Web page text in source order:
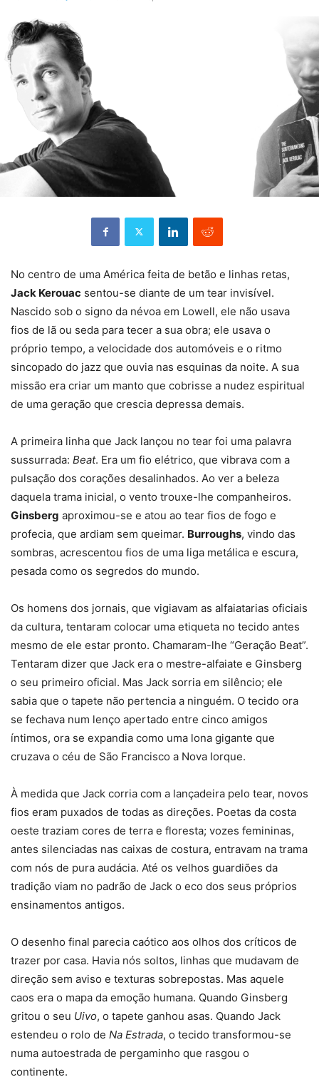
No centro de uma América feita de betão e linhas retas,
Jack Kerouac sentou-se diante de um tear invisível.
Nascido sob o signo da névoa em Lowell, ele não usava
fios de lã ou seda para tecer a sua obra; ele usava o
próprio tempo, a velocidade dos automóveis e o ritmo
sincopado do jazz que ouvia nas esquinas da noite. A sua
missão era criar um manto que cobrisse a nudez espiritual
de uma geração que crescia depressa demais.
A primeira linha que Jack lançou no tear foi uma palavra
sussurrada: Beat. Era um fio elétrico, que vibrava com a
pulsação dos corações desalinhados. Ao ver a beleza
daquela trama inicial, o vento trouxe-lhe companheiros.
Ginsberg aproximou-se e atou ao tear fios de fogo e
profecia, que ardiam sem queimar. Burroughs, vindo das
sombras, acrescentou fios de uma liga metálica e escura,
pesada como os segredos do mundo.
Os homens dos jornais, que vigiavam as alfaiatarias oficiais
da cultura, tentaram colocar uma etiqueta no tecido antes
mesmo de ele estar pronto. Chamaram-lhe “Geração Beat”.
Tentaram dizer que Jack era o mestre-alfaiate e Ginsberg
o seu primeiro oficial. Mas Jack sorria em silêncio; ele
sabia que o tapete não pertencia a ninguém. O tecido ora
se fechava num lenço apertado entre cinco amigos
íntimos, ora se expandia como uma lona gigante que
cruzava o céu de São Francisco a Nova Iorque.
À medida que Jack corria com a lançadeira pelo tear, novos
fios eram puxados de todas as direções. Poetas da costa
oeste traziam cores de terra e floresta; vozes femininas,
antes silenciadas nas caixas de costura, entravam na trama
com nós de pura audácia. Até os velhos guardiões da
tradição viam no padrão de Jack o eco dos seus próprios
ensinamentos antigos.
O desenho final parecia caótico aos olhos dos críticos de
trazer por casa. Havia nós soltos, linhas que mudavam de
direção sem aviso e texturas sobrepostas. Mas aquele
caos era o mapa da emoção humana. Quando Ginsberg
gritou o seu Uivo, o tapete ganhou asas. Quando Jack
estendeu o rolo de Na Estrada, o tecido transformou-se
numa autoestrada de pergaminho que rasgou o
continente.